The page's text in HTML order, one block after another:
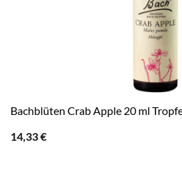
Bachblüten Crab Apple 20 ml
14,33€